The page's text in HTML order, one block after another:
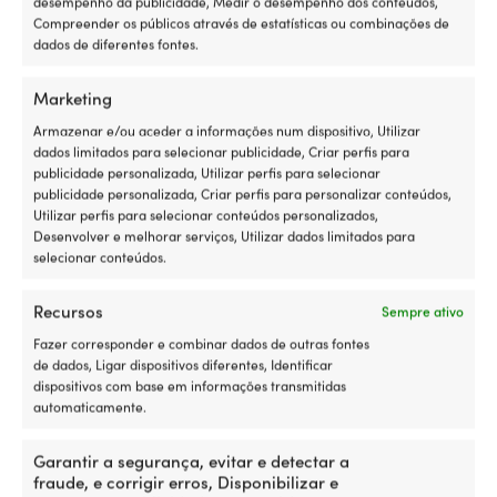
Compreender os públicos através de estatísticas ou combinações de
dados de diferentes fontes.
Marketing
Armazenar e/ou aceder a informações num dispositivo, Utilizar
dados limitados para selecionar publicidade, Criar perfis para
publicidade personalizada, Utilizar perfis para selecionar
publicidade personalizada, Criar perfis para personalizar conteúdos,
Utilizar perfis para selecionar conteúdos personalizados,
Desenvolver e melhorar serviços, Utilizar dados limitados para
selecionar conteúdos.
Recursos
Sempre ativo
Fazer corresponder e combinar dados de outras fontes
de dados, Ligar dispositivos diferentes, Identificar
dispositivos com base em informações transmitidas
automaticamente.
Garantir a segurança, evitar e detectar a
fraude, e corrigir erros, Disponibilizar e
Amarra com olhal inoxidável
NOCK Långedrag, poliéster
metros, azul marinho
PVP24,74€O
preço
original
era:
12,57 €O
preço
atual
IVA incl.
Amarra com olhal entralhado
PVP21,98€
IVA incl.